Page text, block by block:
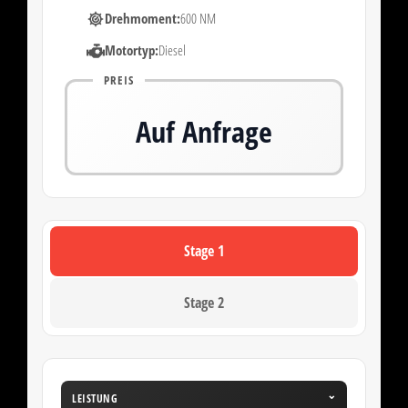
Drehmoment:600 NM
Motortyp:Diesel
PREIS
Auf Anfrage
Stage 1
Stage 2
LEISTUNG ⌄